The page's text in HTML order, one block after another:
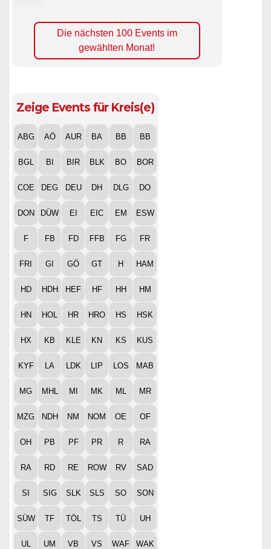
Die nächsten 100 Events im
gewählten Monat!
Zeige Events für Kreis(e)
ABG AÖ AUR BA BB BB
BGL BI BIR BLK BO BOR
COE DEG DEU DH DLG DO
DON DÜW EI EIC EM ESW
F FB FD FFB FG FR
FRI GI GÖ GT H HAM
HD HDH HEF HF HH HM
HN HOL HR HRO HS HSK
HX KB KLE KN KS KUS
KYF LA LDK LIP LOS MAB
MG MHL MI MK ML MR
MZG NDH NM NOM OE OF
OH PB PF PR R RA
RA RD RE ROW RV SAD
SI SIG SLK SLS SO SON
SÜW TF TÖL TS TÜ UH
UL UM VB VS WAF WAK